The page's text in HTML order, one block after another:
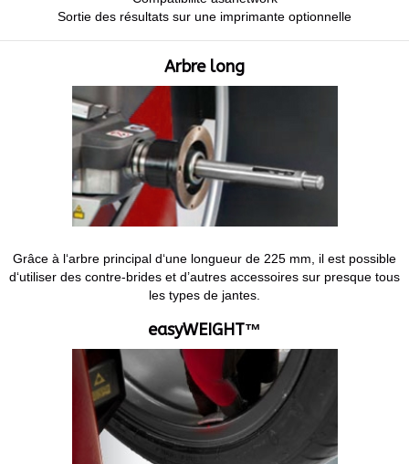
Sortie des résultats sur une imprimante optionnelle
Arbre long
Grâce à l‘arbre principal d‘une longueur de 225 mm, il est possible
d‘utiliser des contre-brides et d’autres accessoires sur presque tous
les types de jantes.
easyWEIGHT™